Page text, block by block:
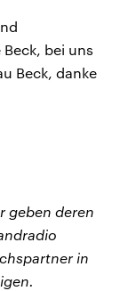
bei uns
Beck, danke
geben deren
in